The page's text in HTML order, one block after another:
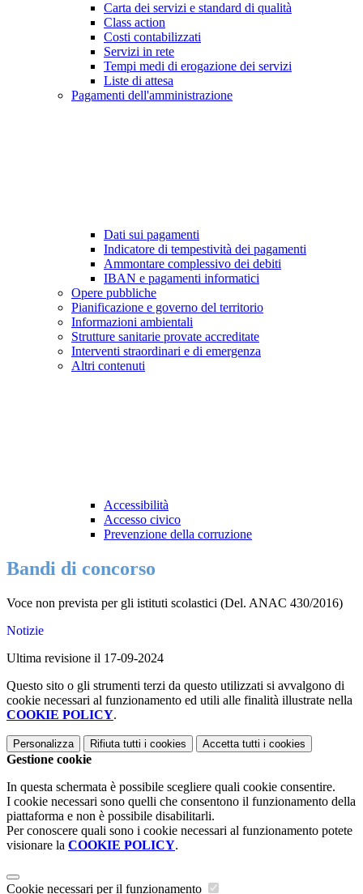
Carta dei servizi e standard di qualità
Class action
Costi contabilizzati
Servizi in rete
Tempi medi di erogazione dei servizi
Liste di attesa
Pagamenti dell'amministrazione
Dati sui pagamenti
Indicatore di tempestività dei pagamenti
Ammontare complessivo dei debiti
IBAN e pagamenti informatici
Opere pubbliche
Pianificazione e governo del territorio
Informazioni ambientali
Strutture sanitarie provate accreditate
Interventi straordinari e di emergenza
Altri contenuti
Accessibilità
Accesso civico
Prevenzione della corruzione
Bandi di concorso
Voce non prevista per gli istituti scolastici (Del. ANAC 430/2016)
Notizie
Ultima revisione il 17-09-2024
Questo sito o gli strumenti terzi da questo utilizzati si avvalgono di
cookie necessari al funzionamento ed utili alle finalità illustrate nella
COOKIE POLICY.
Personalizza Rifiuta tutti i cookies Accetta tutti i cookies
Gestione cookie
In questa schermata è possibile scegliere quali cookie consentire.
I cookie necessari sono quelli che consentono il funzionamento della
piattaforma e non è possibile disabilitarli.
Per conoscere quali sono i cookie necessari al funzionamento potete
visionare la COOKIE POLICY.
Cookie necessari per il funzionamento